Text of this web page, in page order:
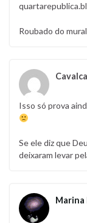
Roubado do
Isso só prova
Se ele diz que
deixaram levar
Marina